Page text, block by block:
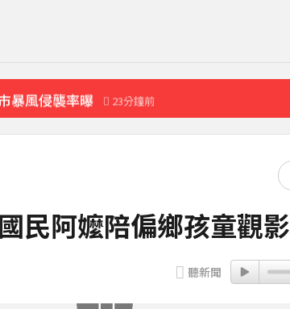
暴風侵襲率曝 23分鐘前
報名中！搶先卡位 2027
並禁生育旅遊
民阿嬤陪偏鄉孩童觀影
聽新聞